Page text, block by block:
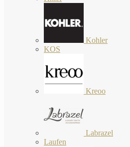
Kohler
KOS
Kreoo
Labrazel
Laufen